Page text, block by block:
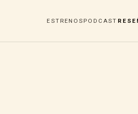
ESTRENOS PODCAST